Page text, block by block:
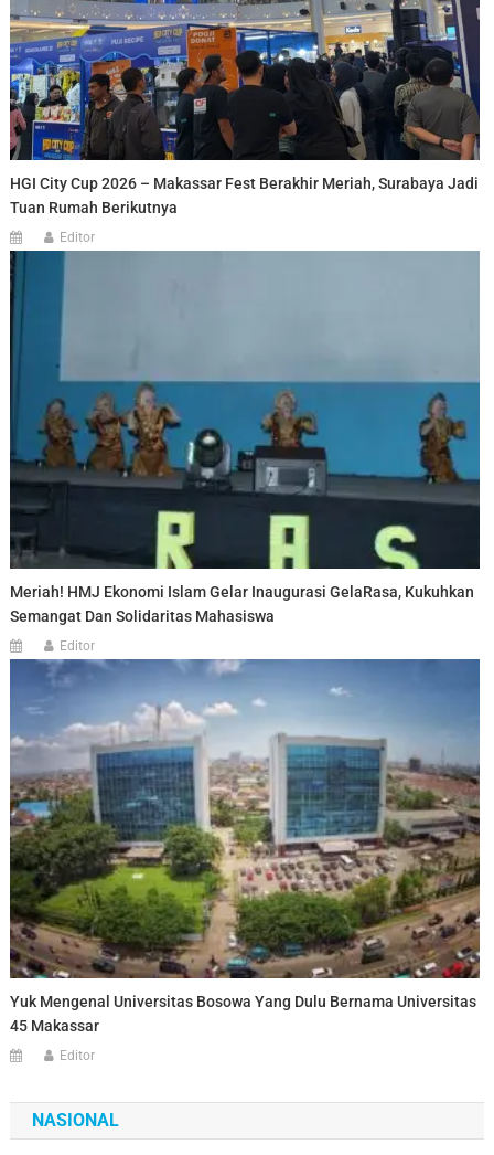
HGI City Cup 2026 – Makassar Fest Berakhir Meriah, Surabaya Jadi
Tuan Rumah Berikutnya
Editor
Meriah! HMJ Ekonomi Islam Gelar Inaugurasi GelaRasa, Kukuhkan
Semangat Dan Solidaritas Mahasiswa
Editor
Yuk Mengenal Universitas Bosowa Yang Dulu Bernama Universitas
45 Makassar
Editor
NASIONAL